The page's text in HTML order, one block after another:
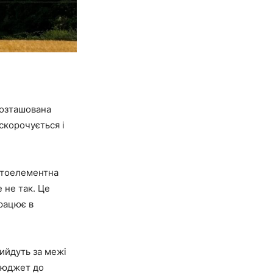
і
не так. Це
в
за межі
до